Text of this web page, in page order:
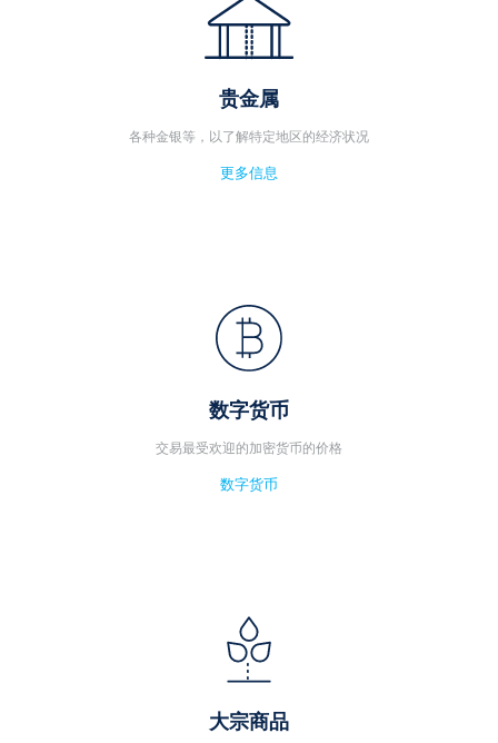
贵金属
各种金银等，以了解特定地区的经济状况
更多信息
数字货币
交易最受欢迎的加密货币的价格
数字货币
大宗商品